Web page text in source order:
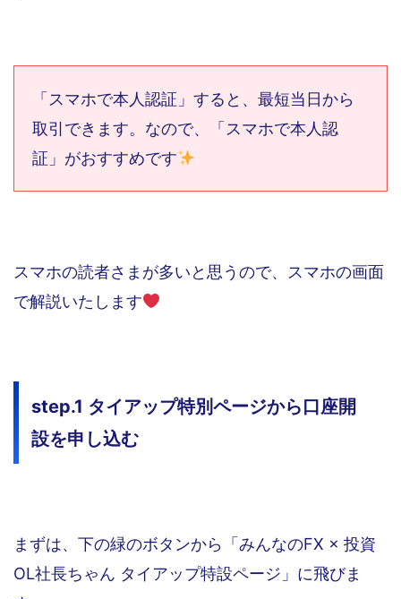
「スマホで本人認証」すると、最短当日から
取引できます。なので、「スマホで本人認
証」がおすすめです
スマホの読者さまが多いと思うので、スマホの画面
で解説いたします
step.1 タイアップ特別ページから口座開
設を申し込む
まずは、下の緑のボタンから「みんなのFX × 投資
OL社長ちゃん タイアップ特設ページ」に飛びま